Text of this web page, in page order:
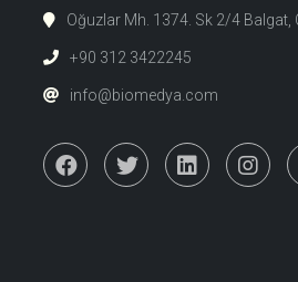
Oğuzlar Mh. 1374. Sk 2/4 Balgat,
+90 312 3422245
info@biomedya.com